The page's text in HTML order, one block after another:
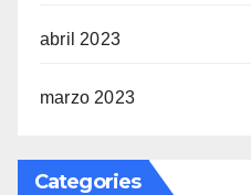
abril 2023
marzo 2023
Categories